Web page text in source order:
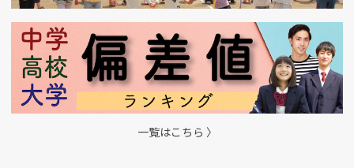
一覧はこちら 〉